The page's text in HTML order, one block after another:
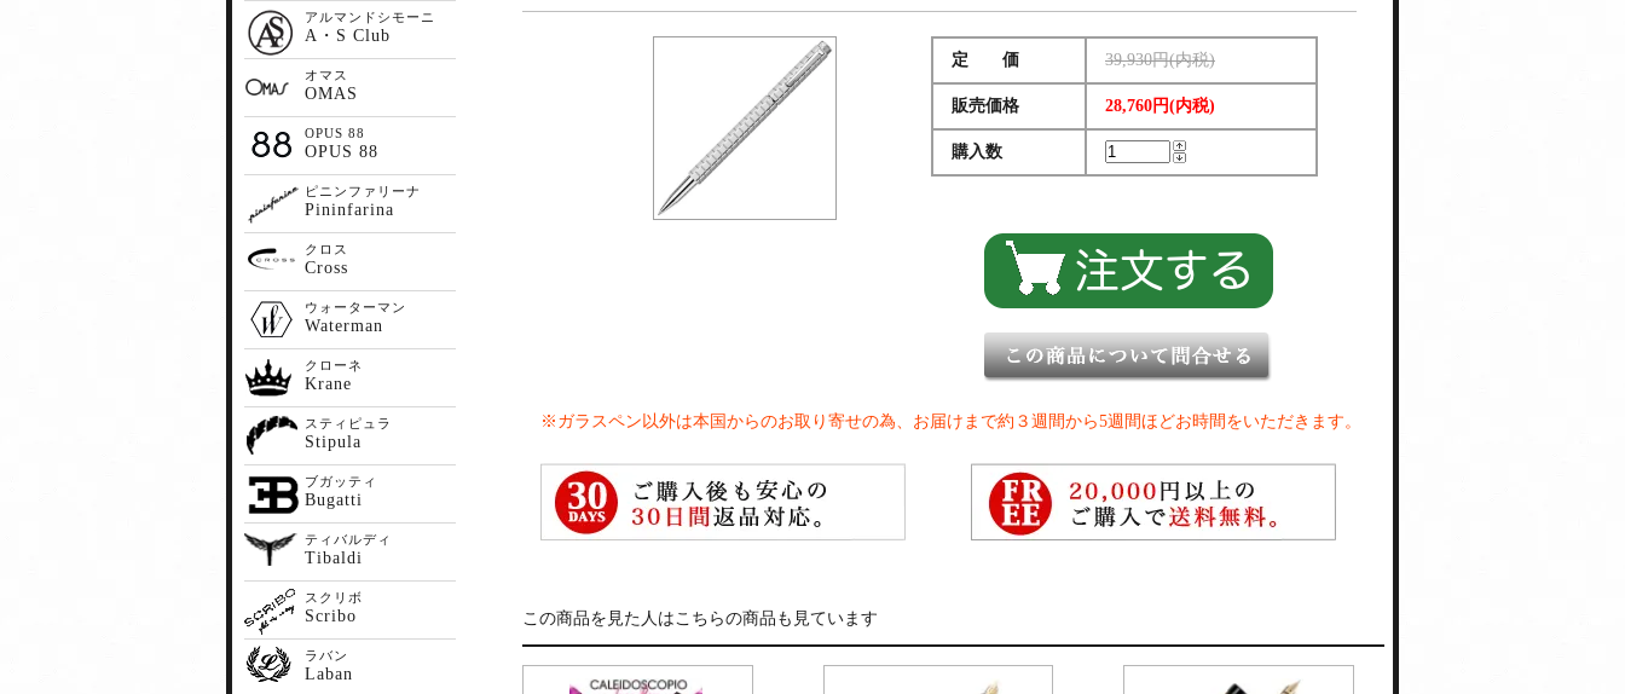
定 価 39,930円(内税)
販売価格 28,760円(内税)
購入数
※ガラスペン以外は本国からのお取り寄せの為、お届けまで約３週間から5週間ほどお時間をいただきます。
この商品を見た人はこちらの商品も見ています
アルマンドシモーニ
A・S Club
オマス
OMAS
OPUS 88
OPUS 88
ピニンファリーナ
Pininfarina
クロス
Cross
ウォーターマン
Waterman
クローネ
Krane
スティピュラ
Stipula
ブガッティ
Bugatti
ティバルディ
Tibaldi
スクリボ
Scribo
ラバン
Laban